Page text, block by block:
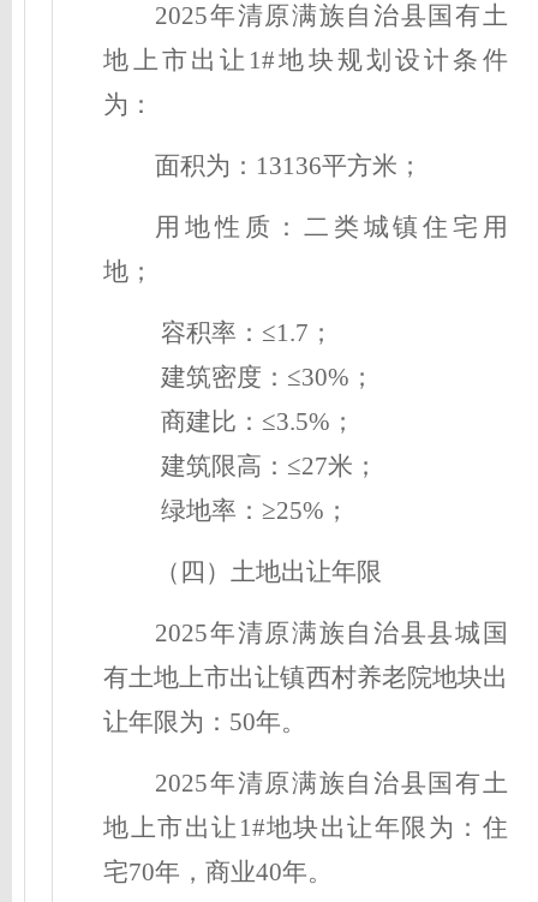
2025年清原满族自治县国有土
地上市出让1#地块规划设计条件
为：
面积为： 13136平方米；
用地性质：二类城镇住宅 用
地 ；
容积率 ： ≤1.7；
建筑密度 ： ≤30% ；
商建比 ： ≤3.5% ；
建筑限高 ： ≤27米 ；
绿地率 ： ≥25% ；
（四）土地出让年限
2025年清原满族自治县县城国
有土地上市出让镇西村养老院地块出
让年限为： 50年。
2025年清原满族自治县国有土
地上市出让1#地块出让年限为： 住
宅70年，商业40年。